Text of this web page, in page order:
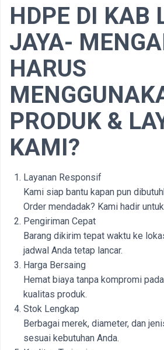
HDPE DI KAB
JAYA-
HARUS
PRODUK &
KAMI?
Layanan Responsif
Kami siap bantu kapan pun
Order mendadak? Kami hadir
Pengiriman Cepat
Barang dikirim tepat waktu ke
jadwal Anda tetap lancar.
Harga Bersaing
Hemat biaya tanpa kompromi
kualitas produk.
Stok Lengkap
Berbagai merek, diameter, dan
sesuai kebutuhan Anda.